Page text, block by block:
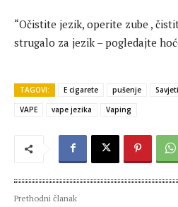
“Očistite jezik, operite zube ,
strugalo za jezik – pogledajte
TAGOVI: E cigarete pušenje
VAPE
vape jezika Vaping
Prethodni članak